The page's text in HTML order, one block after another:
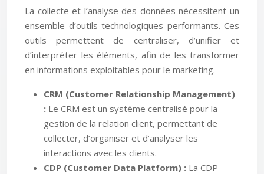
La collecte et l’analyse des données nécessitent un
ensemble d’outils technologiques performants. Ces
outils permettent de centraliser, d’unifier et
d’interpréter les éléments, afin de les transformer
en informations exploitables pour le marketing.
CRM (Customer Relationship Management)
: Le CRM est un système centralisé pour la
gestion de la relation client, permettant de
collecter, d’organiser et d’analyser les
interactions avec les clients.
CDP (Customer Data Platform) : La CDP